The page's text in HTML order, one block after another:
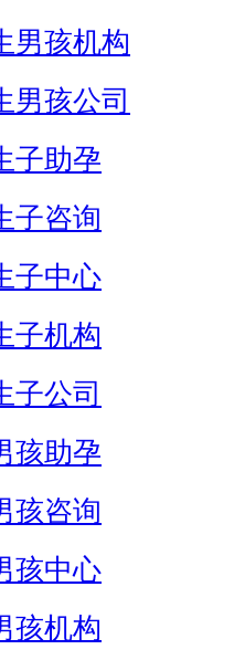
男孩机构
男孩公司
子助孕
子咨询
子中心
子机构
子公司
孩助孕
孩咨询
孩中心
孩机构